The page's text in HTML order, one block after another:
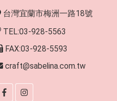
台灣宜蘭市梅洲一路18號
TEL:03-928-5563
FAX:03-928-5593
craft@sabelina.com.tw